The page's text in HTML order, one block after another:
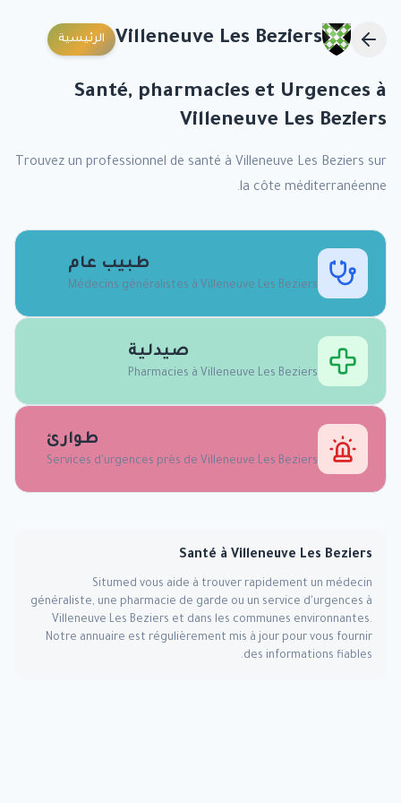
Villeneuve Les Beziers الرئيسية
Santé, pharmacies et Urgences à
Villeneuve Les Beziers
Trouvez un professionnel de santé à Villeneuve Les Beziers sur
la côte méditerranéenne.
طبيب عام
Médecins généralistes à Villeneuve Les Beziers
صيدلية
Pharmacies à Villeneuve Les Beziers
طوارئ
Services d'urgences près de Villeneuve Les Beziers
Santé à Villeneuve Les Beziers
Situmed vous aide à trouver rapidement un médecin
généraliste, une pharmacie de garde ou un service d'urgences à
Villeneuve Les Beziers et dans les communes environnantes.
Notre annuaire est régulièrement mis à jour pour vous fournir
des informations fiables.